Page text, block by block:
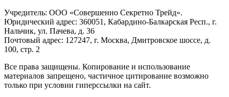
Учредитель: ООО «Совершенно Секретно Трейд».
Юридический адрес: 360051, Кабардино-Балкарская Респ., г.
Нальчик, ул. Пачева, д. 36
Почтовый адрес: 127247, г. Москва, Дмитровское шоссе, д.
100, стр. 2
Все права защищены. Копирование и использование
материалов запрещено, частичное цитирование возможно
только при условии гиперссылки на сайт.